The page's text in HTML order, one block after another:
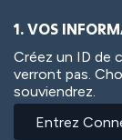
1. VOS
Créez un ID de
verront pas.
souviendrez.